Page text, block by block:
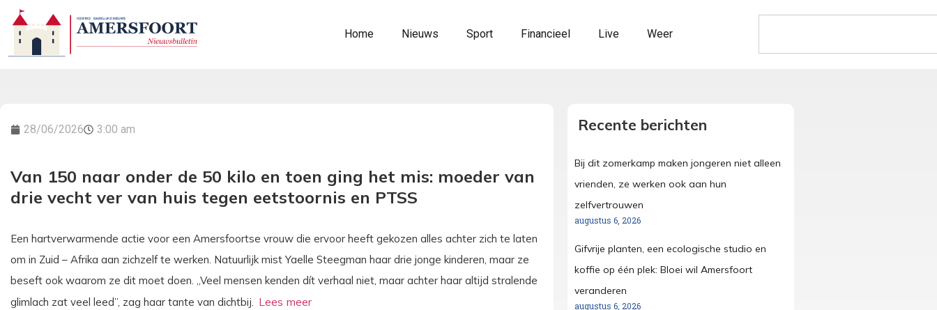
Home Nieuws Sport Financieel Live Weer
28/06/2026 3:00 am
Van 150 naar onder de 50 kilo en toen ging het mis: moeder van
drie vecht ver van huis tegen eetstoornis en PTSS
Een hartverwarmende actie voor een Amersfoortse vrouw die ervoor heeft gekozen alles achter zich te laten
om in Zuid – Afrika aan zichzelf te werken. Natuurlijk mist Yaelle Steegman haar drie jonge kinderen, maar ze
beseft ook waarom ze dit moet doen. „Veel mensen kenden dít verhaal niet, maar achter haar altijd stralende
glimlach zat veel leed”, zag haar tante van dichtbij.
Recente berichten
Bij dit zomerkamp maken jongeren niet alleen
vrienden, ze werken ook aan hun
zelfvertrouwen
augustus 6, 2026
Gifvrije planten, een ecologische studio en
koffie op één plek: Bloei wil Amersfoort
veranderen
augustus 6, 2026